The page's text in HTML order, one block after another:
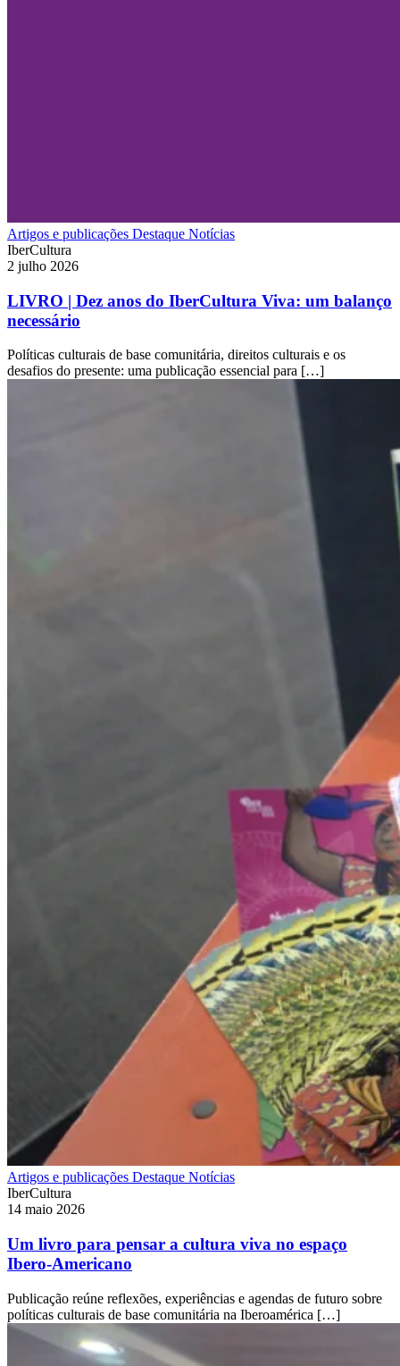
Artigos e publicações Destaque Notícias
IberCultura
2 julho 2026
LIVRO | Dez anos do IberCultura Viva: um balanço
necessário
Políticas culturais de base comunitária, direitos culturais e os
desafios do presente: uma publicação essencial para […]
Artigos e publicações Destaque Notícias
IberCultura
14 maio 2026
Um livro para pensar a cultura viva no espaço
Ibero-Americano
Publicação reúne reflexões, experiências e agendas de futuro sobre
políticas culturais de base comunitária na Iberoamérica […]